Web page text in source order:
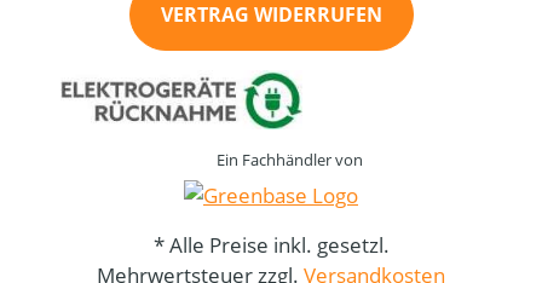
VERTRAG WIDERRUFEN
Ein Fachhändler von
* Alle Preise inkl. gesetzl.
Mehrwertsteuer zzgl. Versandkosten